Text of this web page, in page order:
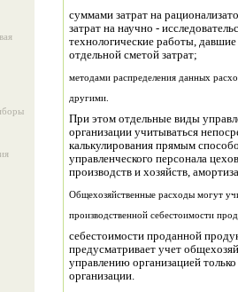
суммами затрат на
затрат на научно -
технологические работы,
отдельной сметой затрат;
методами распределения данных
другими.
При этом отдельные виды
организации учитываться
калькулирования прямым
управленческого персонала
производств и хозяйств,
Общехозяйственные расходы могут
производственной себестоимости
себестоимости проданной
предусматривает учет
управлению организацией
организации.